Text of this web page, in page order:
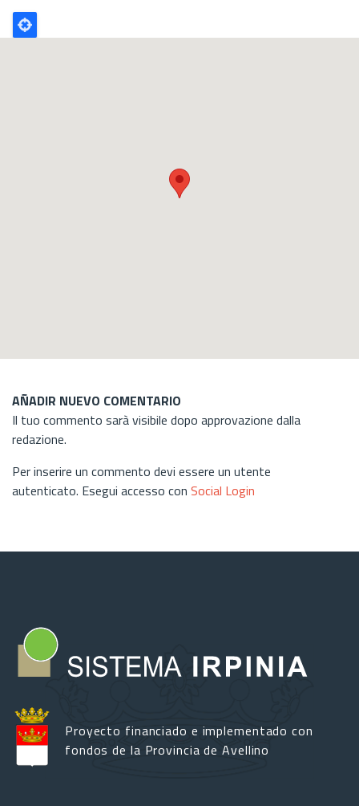
Poligono
GEO
AÑADIR NUEVO COMENTARIO
Il tuo commento sarà visibile dopo approvazione dalla
redazione.
Per inserire un commento devi essere un utente
autenticato. Esegui accesso con Social Login
Proyecto financiado e implementado con
fondos de la Provincia de Avellino